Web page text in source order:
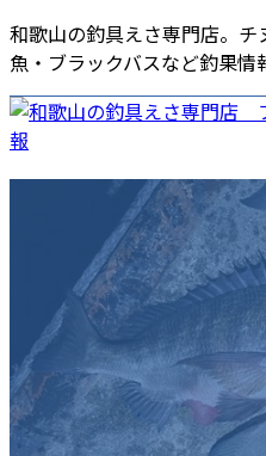
コ
ン
テ
ン
ツ
へ
ナ
ビ
ゲ
ー
シ
ョ
和歌山の釣具えさ専門店。
魚・ブラックバスなど釣果情
ホーム店舗情報
海南店
釣果
各種
お役立ち情報
釣りスポット
釣りの仕掛け集
釣り場のマナー
採